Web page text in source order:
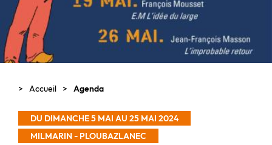
ASSOCIATIONS PISCINES
Accueil Agenda
DU DIMANCHE 5 MAI AU 25 MAI 2024
MILMARIN - PLOUBAZLANEC